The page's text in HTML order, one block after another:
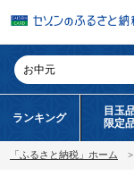
ランキング
目玉
限定
「ふるさと納税」ホーム